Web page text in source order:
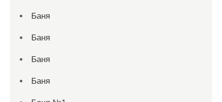
Баня
Баня
Баня
Баня